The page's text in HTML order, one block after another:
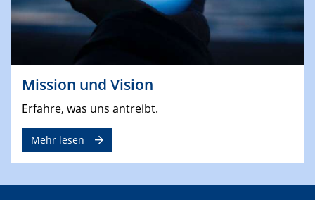
Mission und Vision
Erfahre, was uns antreibt.
Mehr lesen